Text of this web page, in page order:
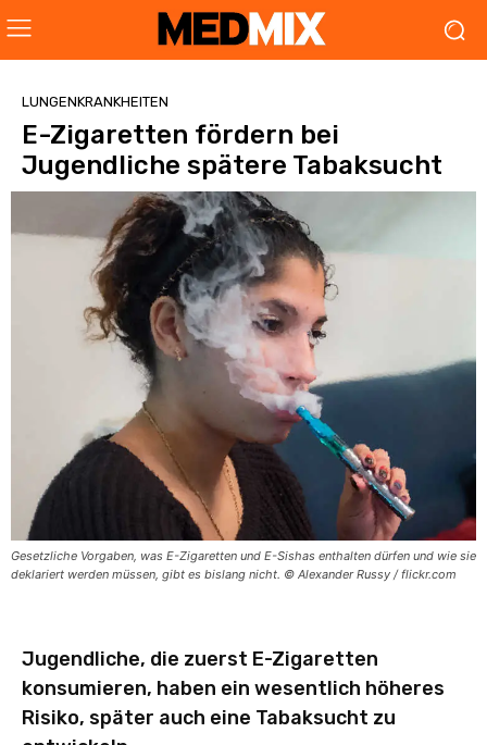
LUNGENKRANKHEITEN
E-Zigaretten fördern bei
Jugendliche spätere Tabaksucht
Gesetzliche Vorgaben, was E-Zigaretten und E-Sishas enthalten dürfen und wie sie
deklariert werden müssen, gibt es bislang nicht. © Alexander Russy / flickr.com
Jugendliche, die zuerst E-Zigaretten
konsumieren, haben ein wesentlich höheres
Risiko, später auch eine Tabaksucht zu